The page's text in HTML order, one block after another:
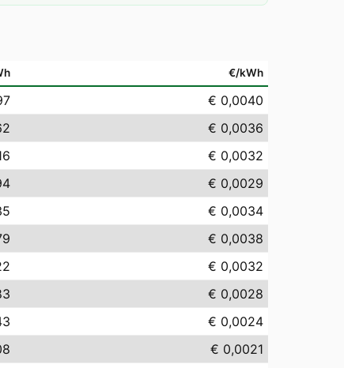
€/kWh
€ 0,0040
€ 0,0036
€ 0,0032
€ 0,0029
€ 0,0034
€ 0,0038
€ 0,0032
€ 0,0028
€ 0,0024
€ 0,0021